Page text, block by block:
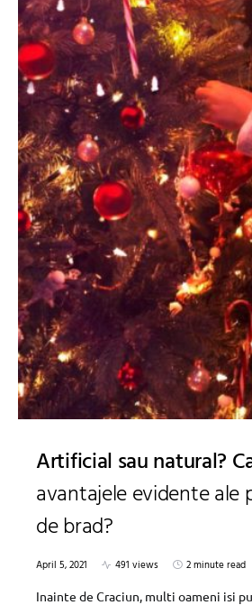
Artificial sau natural?
avantajele evidente ale
de brad?
April 5, 2021 491 views
2 minute read
Inainte de Craciun, multi oameni isi